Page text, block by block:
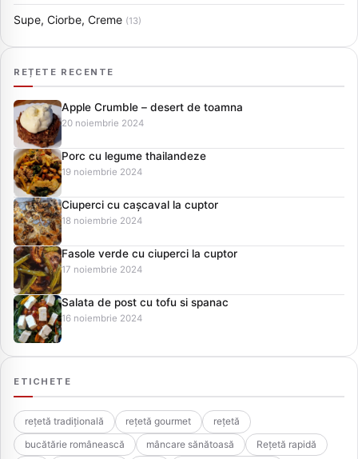
Supe, Ciorbe, Creme (13)
REȚETE RECENTE
Apple Crumble – desert de toamna
20 noiembrie 2024
Porc cu legume thailandeze
19 noiembrie 2024
Ciuperci cu cașcaval la cuptor
18 noiembrie 2024
Fasole verde cu ciuperci la cuptor
17 noiembrie 2024
Salata de post cu tofu si spanac
16 noiembrie 2024
ETICHETE
rețetă tradițională rețetă gourmet
rețetă
bucătărie românească
mâncare sănătoasă
Rețetă rapidă